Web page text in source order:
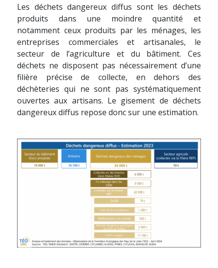
Les déchets dangereux diffus sont les déchets
produits dans une moindre quantité et
notamment ceux produits par les ménages, les
entreprises commerciales et artisanales, le
secteur de l’agriculture et du bâtiment. Ces
déchets ne disposent pas nécessairement d’une
filière précise de collecte, en dehors des
déchèteries qui ne sont pas systématiquement
ouvertes aux artisans. Le gisement de déchets
dangereux diffus repose donc sur une estimation.